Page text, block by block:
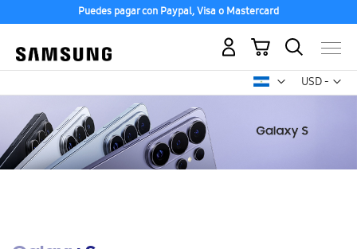
Puedes pagar con Paypal, Visa o Mastercard
USD -
dólar
Mi carrito